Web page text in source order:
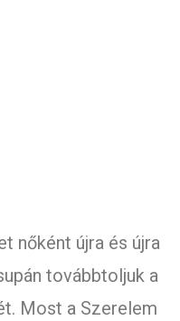
nőként újra és újra
továbbtoljuk a
Most a Szerelem